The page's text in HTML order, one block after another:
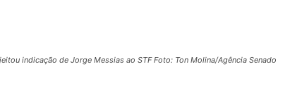
indicação de Jorge Messias ao STF Foto: Ton Molina/Agência Senado